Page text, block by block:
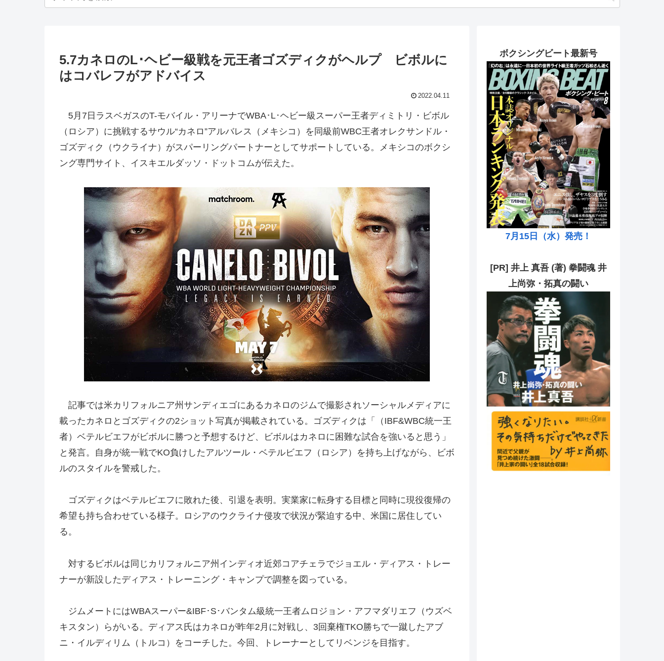
5.7カネロのL･ヘビー級戦を元王者ゴズディクがヘルプ ビボルに
はコバレフがアドバイス
2022.04.11
5月7日ラスベガスのT-モバイル・アリーナでWBA･L･ヘビー級スーパー王者ディミトリ・ビボル
（ロシア）に挑戦するサウル“カネロ”アルバレス（メキシコ）を同級前WBC王者オレクサンドル・
ゴズディク（ウクライナ）がスパーリングパートナーとしてサポートしている。メキシコのボクシ
ング専門サイト、イスキエルダッソ・ドットコムが伝えた。
記事では米カリフォルニア州サンディエゴにあるカネロのジムで撮影されソーシャルメディアに
載ったカネロとゴズディクの2ショット写真が掲載されている。ゴズディクは「（IBF&WBC統一王
者）ベテルビエフがビボルに勝つと予想するけど、ビボルはカネロに困難な試合を強いると思う」
と発言。自身が統一戦でKO負けしたアルツール・ベテルビエフ（ロシア）を持ち上げながら、ビボ
ルのスタイルを警戒した。
ゴズディクはベテルビエフに敗れた後、引退を表明。実業家に転身する目標と同時に現役復帰の
希望も持ち合わせている様子。ロシアのウクライナ侵攻で状況が緊迫する中、米国に居住してい
る。
対するビボルは同じカリフォルニア州インディオ近郊コアチェラでジョエル・ディアス・トレー
ナーが新設したディアス・トレーニング・キャンプで調整を図っている。
ジムメートにはWBAスーパー&IBF･S･バンタム級統一王者ムロジョン・アフマダリエフ（ウズベ
キスタン）らがいる。ディアス氏はカネロが昨年2月に対戦し、3回棄権TKO勝ちで一蹴したアブ
ニ・イルディリム（トルコ）をコーチした。今回、トレーナーとしてリベンジを目指す。
ボクシングビート最新号
7月15日（水）発売！
[PR] 井上 真吾 (著) 拳闘魂 井
上尚弥・拓真の闘い